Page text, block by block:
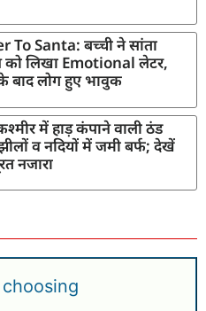
To Santa: बच्ची ने सांता
को लिखा Emotional लेटर,
बाद लोग हुए भावुक
में हाड़ कंपाने वाली ठंड
व नदियों में जमी बर्फ; देखें
नजारा